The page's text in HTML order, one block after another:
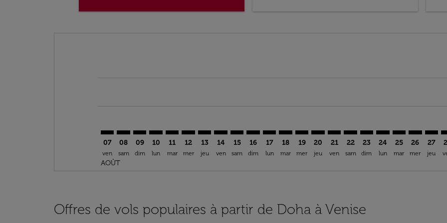
07
ven
AOÛT
08
sam
09
dim
10
lun
11
mar
12
mer
13
jeu
14
ven
15
sam
16
dim
17
lun
18
mar
DOH–VCE: cmp-view-offers-disclaimer.
19
mer
DOH–VCE: cmp-view-offers-
20
jeu
DOH–VCE: cmp-view-offers-
21
ven
DOH–VCE: cmp-view-
22
sam
DOH–VCE: cmp-view-
23
dim
DOH–VCE: cmp-
24
lun
DOH–VCE:
25
mar
26
mer
27
jeu
Offres de vols populaires à partir de Doha à Venise